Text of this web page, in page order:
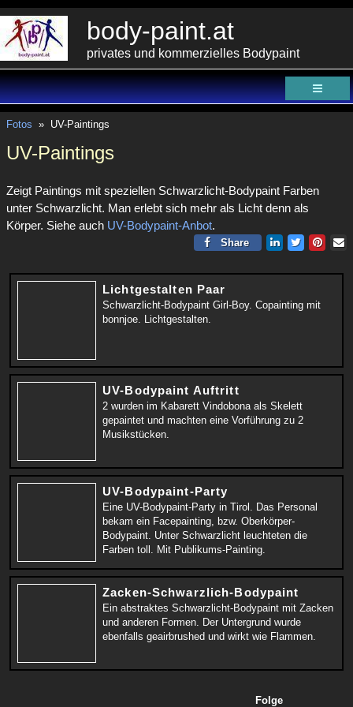
body-paint.at
privates und kommerzielles Bodypaint
Fotos » UV-Paintings
UV-Paintings
Zeigt Paintings mit speziellen Schwarzlicht-Bodypaint Farben
unter Schwarzlicht. Man erlebt sich mehr als Licht denn als
Körper. Siehe auch UV-Bodypaint-Anbot.
Share
Lichtgestalten Paar
Schwarzlicht-Bodypaint Girl-Boy. Copainting mit
bonnjoe. Lichtgestalten.
UV-Bodypaint Auftritt
2 wurden im Kabarett Vindobona als Skelett
gepaintet und machten eine Vorführung zu 2
Musikstücken.
UV-Bodypaint-Party
Eine UV-Bodypaint-Party in Tirol. Das Personal
bekam ein Facepainting, bzw. Oberkörper-
Bodypaint. Unter Schwarzlicht leuchteten die
Farben toll. Mit Publikums-Painting.
Zacken-Schwarzlich-Bodypaint
Ein abstraktes Schwarzlicht-Bodypaint mit Zacken
und anderen Formen. Der Untergrund wurde
ebenfalls geairbrushed und wirkt wie Flammen.
Folge